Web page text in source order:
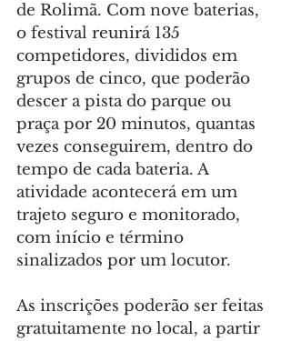
de Rolimã. Com nove baterias,
o festival reunirá 135
competidores, divididos em
grupos de cinco, que poderão
descer a pista do parque ou
praça por 20 minutos, quantas
vezes conseguirem, dentro do
tempo de cada bateria. A
atividade acontecerá em um
trajeto seguro e monitorado,
com início e término
sinalizados por um locutor.
As inscrições poderão ser feitas
gratuitamente no local, a partir